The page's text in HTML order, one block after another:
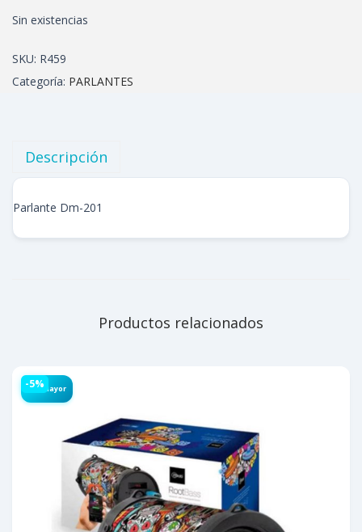
Sin existencias
SKU: R459
Categoría: PARLANTES
Descripción
Parlante Dm-201
Productos relacionados
Por Mayor
-5%